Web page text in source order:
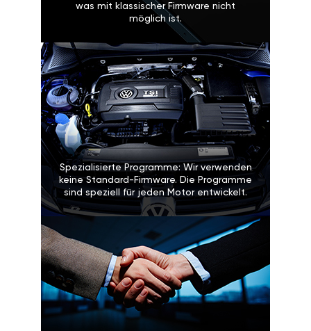
was mit klassischer Firmware nicht
möglich ist.
Spezialisierte Programme: Wir verwenden
keine Standard-Firmware. Die Programme
sind speziell für jeden Motor entwickelt.